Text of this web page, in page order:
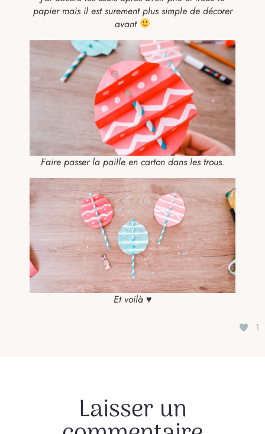
papier mais il est surement plus simple de décorer
avant
Faire passer la paille en carton dans les trous.
Et voilà ♥
1
Laisser un